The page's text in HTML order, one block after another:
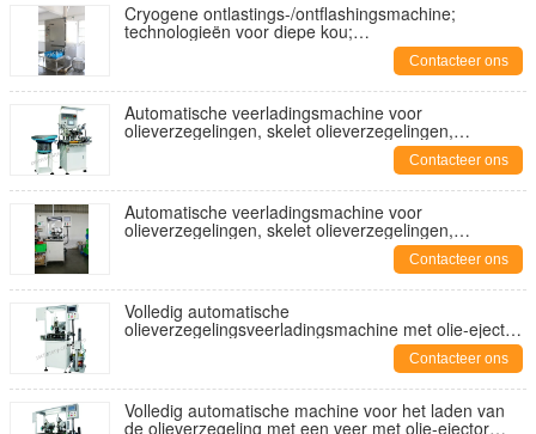
Cryogene ontlastings-/ontflashingsmachine;
technologieën voor diepe kou;
stikstofontlastingsmachine; ontlastingsmachine voor
Contacteer ons
Automatische veerladingsmachine voor
olieverzegelingen, skelet olieverzegelingen,
hydraulische olieverzegelingen, voor Contacteer ons
Automatische veerladingsmachine voor
olieverzegelingen, skelet olieverzegelingen,
hydraulische olieverzegelingen, voor Contacteer ons
Volledig automatische
olieverzegelingsveerladingsmachine met olie-ejector,
veervoedingsmachine voor olieverzegeling;Contacteer ons
Volledig automatische machine voor het laden van
de olieverzegeling met een veer met olie-ejector